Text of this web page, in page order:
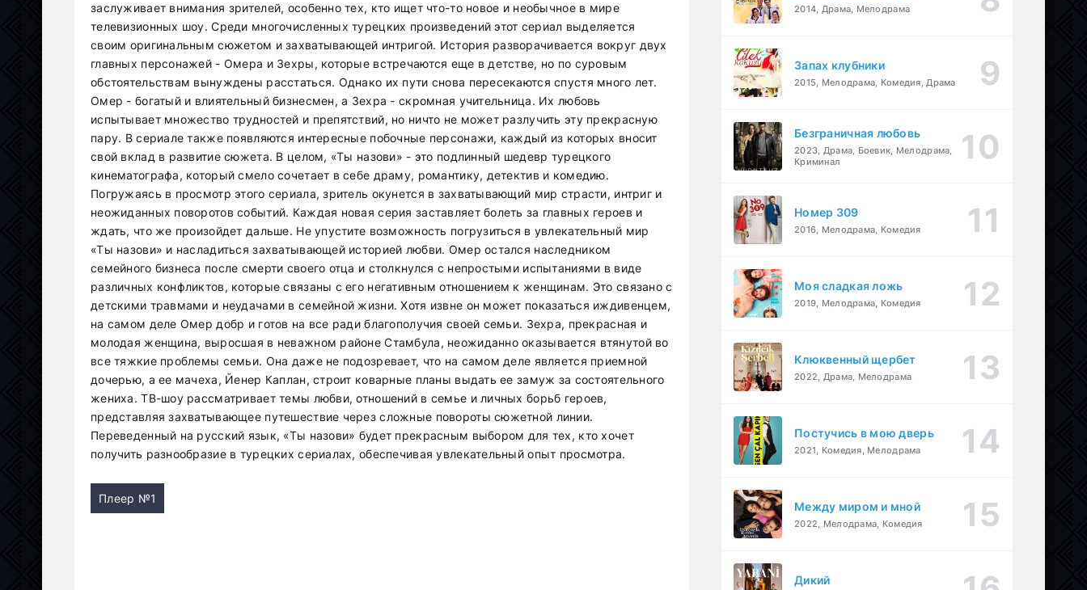
заслуживает внимания зрителей, особенно тех, кто ищет что-то новое и необычное в мире
телевизионных шоу. Среди многочисленных турецких произведений этот сериал выделяется
своим оригинальным сюжетом и захватывающей интригой. История разворачивается вокруг двух
главных персонажей - Омера и Зехры, которые встречаются еще в детстве, но по суровым
обстоятельствам вынуждены расстаться. Однако их пути снова пересекаются спустя много лет.
Омер - богатый и влиятельный бизнесмен, а Зехра - скромная учительница. Их любовь
испытывает множество трудностей и препятствий, но ничто не может разлучить эту прекрасную
пару. В сериале также появляются интересные побочные персонажи, каждый из которых вносит
свой вклад в развитие сюжета. В целом, «Ты назови» - это подлинный шедевр турецкого
кинематографа, который смело сочетает в себе драму, романтику, детектив и комедию.
Погружаясь в просмотр этого сериала, зритель окунется в захватывающий мир страсти, интриг и
неожиданных поворотов событий. Каждая новая серия заставляет болеть за главных героев и
ждать, что же произойдет дальше. Не упустите возможность погрузиться в увлекательный мир
«Ты назови» и насладиться захватывающей историей любви. Омер остался наследником
семейного бизнеса после смерти своего отца и столкнулся с непростыми испытаниями в виде
различных конфликтов, которые связаны с его негативным отношением к женщинам. Это связано с
детскими травмами и неудачами в семейной жизни. Хотя извне он может показаться иждивенцем,
на самом деле Омер добр и готов на все ради благополучия своей семьи. Зехра, прекрасная и
молодая женщина, выросшая в неважном районе Стамбула, неожиданно оказывается втянутой во
все тяжкие проблемы семьи. Она даже не подозревает, что на самом деле является приемной
дочерью, а ее мачеха, Йенер Каплан, строит коварные планы выдать ее замуж за состоятельного
жениха. ТВ-шоу рассматривает темы любви, отношений в семье и личных борьб героев,
представляя захватывающее путешествие через сложные повороты сюжетной линии.
Переведенный на русский язык, «Ты назови» будет прекрасным выбором для тех, кто хочет
получить разнообразие в турецких сериалах, обеспечивая увлекательный опыт просмотра.
Плеер №1
2014, Драма, Мелодрама
Запах клубники
2015, Мелодрама, Комедия, Драма
Безграничная любовь
2023, Драма, Боевик, Мелодрама,
Криминал
Номер 309
2016, Мелодрама, Комедия
Моя сладкая ложь
2019, Мелодрама, Комедия
Клюквенный щербет
2022, Драма, Мелодрама
Постучись в мою дверь
2021, Комедия, Мелодрама
Между миром и мной
2022, Мелодрама, Комедия
Дикий